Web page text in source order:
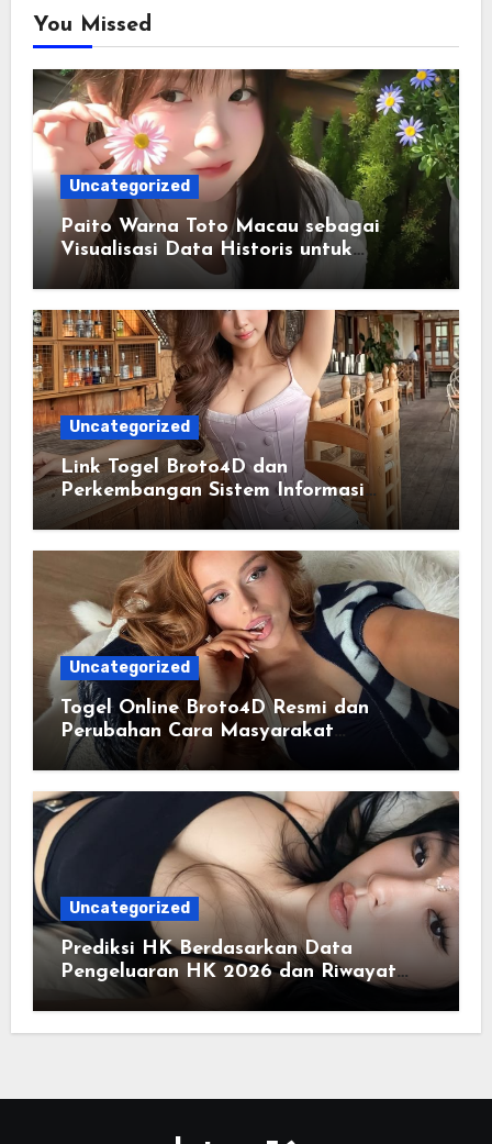
You Missed
Uncategorized
Paito Warna Toto Macau sebagai
Visualisasi Data Historis untuk
Memahami Informasi Secara Lebih
Terstruktur
Uncategorized
Link Togel Broto4D dan
Perkembangan Sistem Informasi
Digital Masa Kini
Uncategorized
Togel Online Broto4D Resmi dan
Perubahan Cara Masyarakat
Mengakses Informasi Berbasis Data
Uncategorized
Prediksi HK Berdasarkan Data
Pengeluaran HK 2026 dan Riwayat
HK Pools